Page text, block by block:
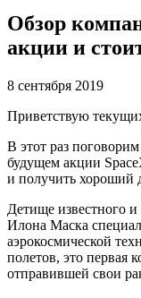
Обзор
акции и
8 сентября 2019
Приветствую
В этот раз
будущем акции
и получить хороший
Детище известного
Илона Маска
аэрокосмической
полетов, это первая
отправившей свои